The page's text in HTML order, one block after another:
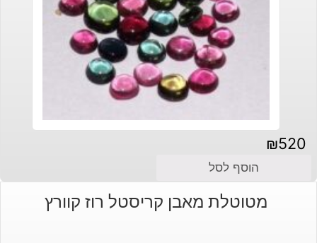
₪520
הוסף לסל
מטוטלת מאבן קריסטל רוז קוורץ